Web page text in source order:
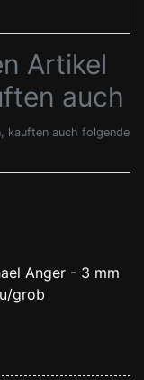
Artikel
auch
kauften auch folgende